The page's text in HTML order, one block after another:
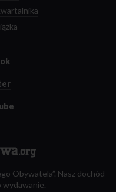
Obywatela”. Nasz dochód
wydawanie.